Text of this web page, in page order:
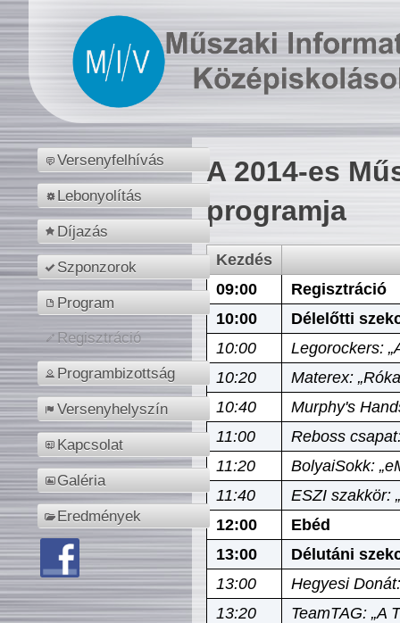
Versenyfelhívás
Lebonyolítás
Díjazás
Szponzorok
Program
Regisztráció
Programbizottság
Versenyhelyszín
Kapcsolat
Galéria
Eredmények
A 2014-es
programja
Kezdés
09:00
Regisztráció
10:00
Délelőtti
10:00
Legorockers:
10:20
Materex:
10:40
Murphy's
11:00
Reboss
11:20
BolyaiSokk:
11:40
ESZI szakkör:
12:00
Ebéd
13:00
Délutáni
13:00
Hegyesi
13:20
TeamTAG: „A